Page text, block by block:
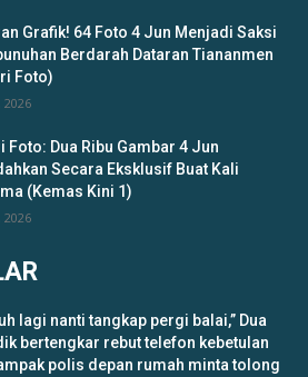
Grafik! 64 Foto 4 Jun Menjadi Saksi
Berdarah Dataran Tiananmen
Foto)
2026
Foto: Dua Ribu Gambar 4 Jun
Secara Eksklusif Buat Kali
(Kemas Kini 1)
2026
lagi nanti tangkap pergi balai,” Dua
bertengkar rebut telefon kebetulan
polis depan rumah minta tolong